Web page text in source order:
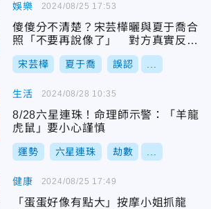
娛樂
傻傻分不清楚？宋芸樺曬與夏于喬合
照「不要再說像了」 對方真實反應
曝光
宋芸樺 夏于喬 誤認
2024/08/25 17:53
生活
8/28六星連珠！命理師示警：「羊龍
虎鼠」要小心謹慎
運勢 六星連珠 劫數
2024/08/28 10:35
健康
「蛋蛋好像有點大」按摩小姐抓龍
2024/08/25 17:49